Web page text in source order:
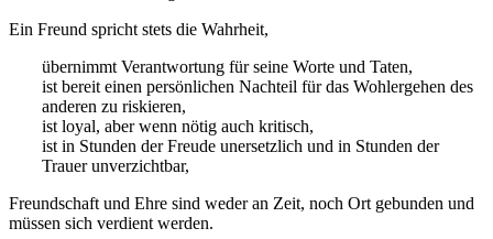
Ein Freund spricht stets die Wahrheit,
übernimmt Verantwortung für seine Worte und Taten,
ist bereit einen persönlichen Nachteil für das Wohlergehen des
anderen zu riskieren,
ist loyal, aber wenn nötig auch kritisch,
ist in Stunden der Freude unersetzlich und in Stunden der
Trauer unverzichtbar,
Freundschaft und Ehre sind weder an Zeit, noch Ort gebunden und
müssen sich verdient werden.